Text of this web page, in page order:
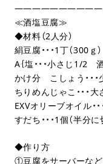
≪酒塩豆腐≫
◆材料（2人分）
絹豆腐・・・1丁（300ｇ）
A｛塩・・・小さじ1/2
かけ分 こしょう・・・
ちりめんじゃこ・・・
EXVオリーブオイル・・
すだち・・・1個（半分に
◆作り方
①豆腐をサーバーなど